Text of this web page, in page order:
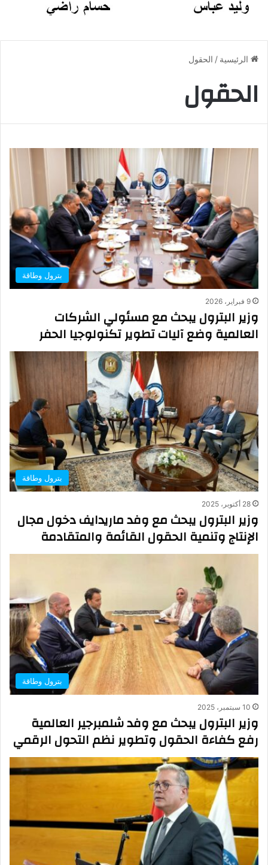
الرئيسية / الحقول
الحقول
بترول وطاقة
9 فبراير، 2026
وزير البترول يبحث مع مسئولي الشركات
العالمية وضع آليات تطوير تكنولوجيا الحفر
بترول وطاقة
28 أكتوبر، 2025
وزير البترول يبحث مع وفد ماريدايف دخول مجال
الإنتاج وتنمية الحقول القائمة والمتقادمة
بترول وطاقة
10 سبتمبر، 2025
وزير البترول يبحث مع وفد شلمبرجير العالمية
رفع كفاءة الحقول وتطوير نظم التحول الرقمي